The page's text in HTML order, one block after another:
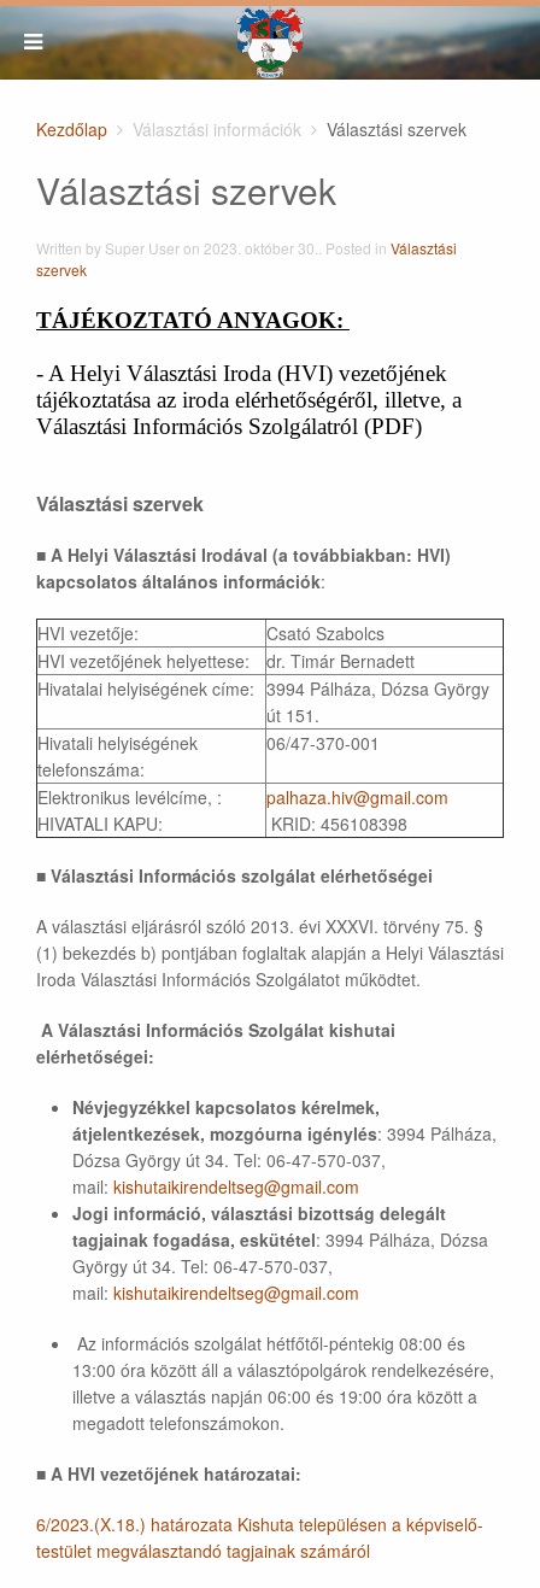
Kezdőlap Választási információk Választási szervek
Választási szervek
Written by Super User on 2023. október 30. . Posted in Választási
szervek
TÁJÉKOZTATÓ ANYAGOK:
- A Helyi Választási Iroda (HVI) vezetőjének
tájékoztatása az iroda elérhetőségéről, illetve, a
Választási Információs Szolgálatról (PDF)
Választási szervek
■ A Helyi Választási Irodával (a továbbiakban: HVI)
kapcsolatos általános információk:
HVI vezetője:
Csató Szabolcs
HVI vezetőjének helyettese:
dr. Timár Bernadett
Hivatalai helyiségének címe: 3994 Pálháza, Dózsa György
út 151.
Hivatali helyiségének
telefonszáma:
06/47-370-001
Elektronikus levélcíme, :
HIVATALI KAPU:
palhaza.hiv@gmail.com
KRID: 456108398
■ Választási Információs szolgálat elérhetőségei
A választási eljárásról szóló 2013. évi XXXVI. törvény 75. §
(1) bekezdés b) pontjában foglaltak alapján a Helyi Választási
Iroda Választási Információs Szolgálatot működtet.
A Választási Információs Szolgálat kishutai
elérhetőségei:
Névjegyzékkel kapcsolatos kérelmek,
átjelentkezések, mozgóurna igénylés: 3994 Pálháza,
Dózsa György út 34. Tel: 06-47-570-037,
mail: kishutaikirendeltseg@gmail.com
Jogi információ, választási bizottság delegált
tagjainak fogadása, eskütétel: 3994 Pálháza, Dózsa
György út 34. Tel: 06-47-570-037,
mail: kishutaikirendeltseg@gmail.com
Az információs szolgálat hétfőtől-péntekig 08:00 és
13:00 óra között áll a választópolgárok rendelkezésére,
illetve a választás napján 06:00 és 19:00 óra között a
megadott telefonszámokon.
■ A HVI vezetőjének határozatai:
6/2023.(X.18.) határozata Kishuta településen a képviselő-
testület megválasztandó tagjainak számáról